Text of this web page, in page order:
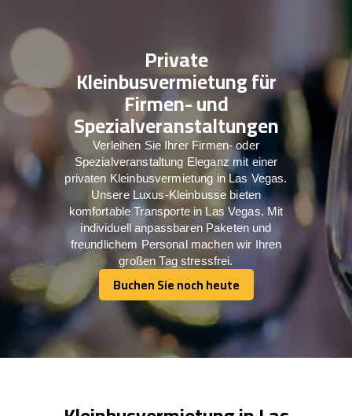
Private
Kleinbusvermietung für
Firmen- und
Spezialveranstaltungen
Verleihen Sie Ihrer Firmen- oder
Spezialveranstaltung Eleganz mit einer
privaten Kleinbusvermietung in Las Vegas.
Unsere Luxus-Kleinbusse bieten
komfortable Transporte in Las Vegas. Mit
individuell anpassbaren Paketen und
freundlichem Personal machen wir Ihren
großen Tag stressfrei.
Buchen Sie noch heute
Buchen Sie noch heute